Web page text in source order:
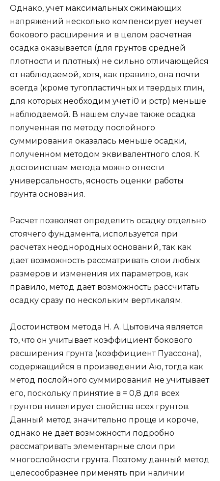
Однако, учет максимальных сжимающих
напряжений несколько компенсирует неучет
бокового расширения и в целом расчетная
осадка оказывается (для грунтов средней
плотности и плотных) не сильно отличающейся
от наблюдаемой, хотя, как правило, она почти
всегда (кроме тугопластичных и твердых глин,
для которых необходим учет i0 и рстр) меньше
наблюдаемой. В нашем случае также осадка
полученная по методу послойного
суммирования оказалась меньше осадки,
полученном методом эквивалентного слоя. К
достоинствам метода можно отнести
универсальность, ясность оценки работы
грунта основания.
Расчет позволяет определить осадку отдельно
стоячего фундамента, используется при
расчетах неоднородных оснований, так как
дает возможность рассматривать слои любых
размеров и изменения их параметров, как
правило, метод дает возможность рассчитать
осадку сразу по нескольким вертикалям.
Достоинством метода Н. А. Цытовича является
то, что он учитывает коэффициент бокового
расширения грунта (коэффициент Пуассона),
содержащийся в произведении Аю, тогда как
метод послойного суммирования не учитывает
его, поскольку принятие в = 0,8 для всех
грунтов нивелирует свойства всех грунтов.
Данный метод значительно проще и короче,
однако не даёт возможности подробно
рассматривать элементарные слои при
многослойности грунта. Поэтому данный метод
целесообразнее применять при наличии